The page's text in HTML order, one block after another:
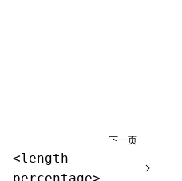
下一页
<length-
percentage>